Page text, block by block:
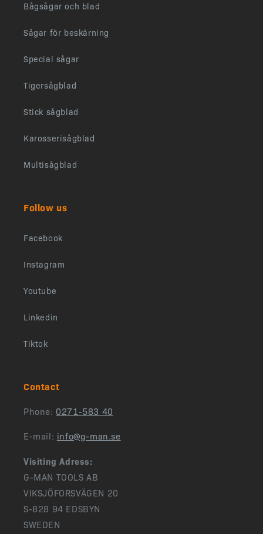
Bågsågar och blad
Sågar för beskärning
Special sågar
Tigersågblad
Stick sågblad
Karosserisågblad
Multisågblad
Follow us
Facebook
Instagram
Youtube
Linkedin
Tiktok
Contact
Phone: 0271-583 40
E-mail: info@g-man.se
Visiting Adress:
G-MAN TOOLS AB
VIKSJÖFORSVÄGEN 20
S-828 94 EDSBYN
SWEDEN